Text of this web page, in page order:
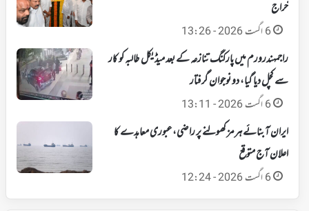
خراج
6 اگست 2026 - 13:26
راجمہندرورم میں پارکنگ تنازعہ کے بعد میڈیکل طالبہ کو کار
سے کچل دیا گیا، دو نوجوان گرفتار
6 اگست 2026 - 13:11
ایران آبنائے ہرمز کھولنے پر راضی،عبوری معاہدے کا
اعلان آج متوقع
6 اگست 2026 - 12:24